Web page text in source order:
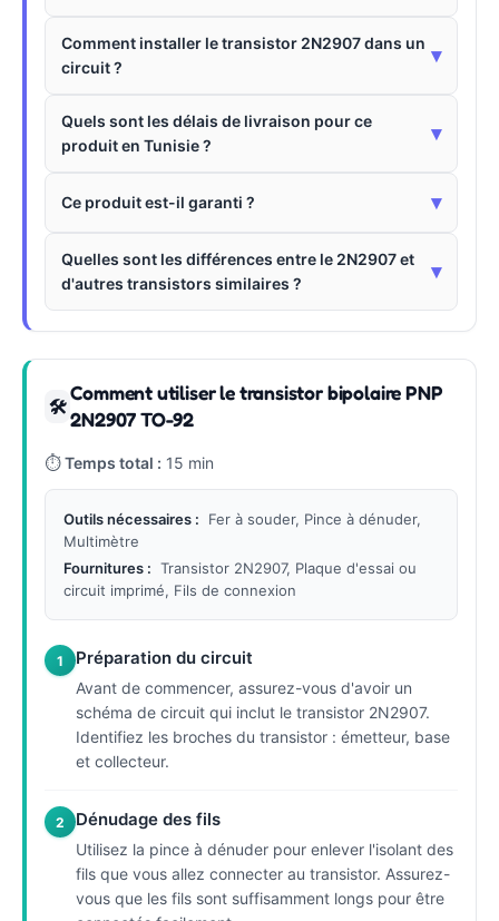
Comment installer le transistor 2N2907 dans un
circuit ?
▾
Quels sont les délais de livraison pour ce
produit en Tunisie ?
▾
Ce produit est-il garanti ? ▾
Quelles sont les différences entre le 2N2907 et
d'autres transistors similaires ?
▾
🛠
Comment utiliser le transistor bipolaire PNP
2N2907 TO-92
⏱Temps total : 15 min
Outils nécessaires :
Fer à souder, Pince à dénuder,
Multimètre
Fournitures : Transistor 2N2907, Plaque d'essai ou
circuit imprimé, Fils de connexion
1 Préparation du circuit
Avant de commencer, assurez-vous d'avoir un
schéma de circuit qui inclut le transistor 2N2907.
Identifiez les broches du transistor : émetteur, base
et collecteur.
2 Dénudage des fils
Utilisez la pince à dénuder pour enlever l'isolant des
fils que vous allez connecter au transistor. Assurez-
vous que les fils sont suffisamment longs pour être